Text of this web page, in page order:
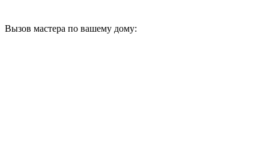
Вызов мастера по вашему дому: